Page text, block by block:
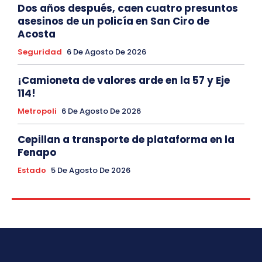
Dos años después, caen cuatro presuntos
asesinos de un policía en San Ciro de
Acosta
Seguridad 6 De Agosto De 2026
¡Camioneta de valores arde en la 57 y Eje
114!
Metropoli 6 De Agosto De 2026
Cepillan a transporte de plataforma en la
Fenapo
Estado 5 De Agosto De 2026